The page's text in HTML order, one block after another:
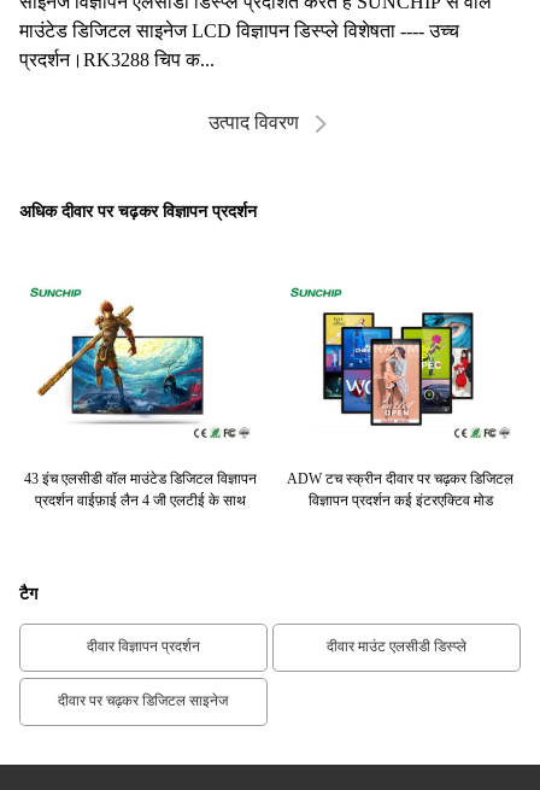
माउंटेड डिजिटल साइनेज LCD विज्ञापन डिस्प्ले विशेषता ---- उच्च
प्रदर्शन।RK3288 चिप क...
उत्पाद विवरण
अधिक दीवार पर चढ़कर विज्ञापन प्रदर्शन
43 इंच एलसीडी वॉल माउंटेड डिजिटल विज्ञापन
प्रदर्शन वाईफ़ाई लैन 4 जी एलटीई के साथ
ADW टच स्क्रीन दीवार पर चढ़कर डिजिटल
विज्ञापन प्रदर्शन कई इंटरएक्टिव मोड
टैग
दीवार विज्ञापन प्रदर्शन दीवार माउंट एलसीडी डिस्प्ले
दीवार पर चढ़कर डिजिटल साइनेज